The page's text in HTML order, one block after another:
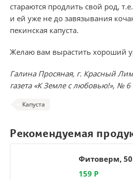
стараются продлить свой род,
и ей уже не до завязывания
пекинская капуста.
Желаю вам вырастить хороший
Галина Просяная, г. Красный
газета «К Земле с любовью!», №
Капуста
Рекомендуемая
Фитоверм,
159 Р